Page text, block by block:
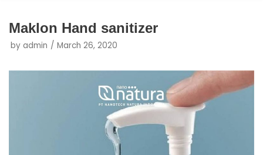
Maklon Hand sanitizer
by admin March 26, 2020